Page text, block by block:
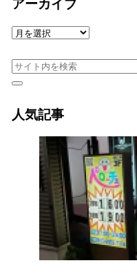
アーカイブ
ア
カ
イ
人気記事